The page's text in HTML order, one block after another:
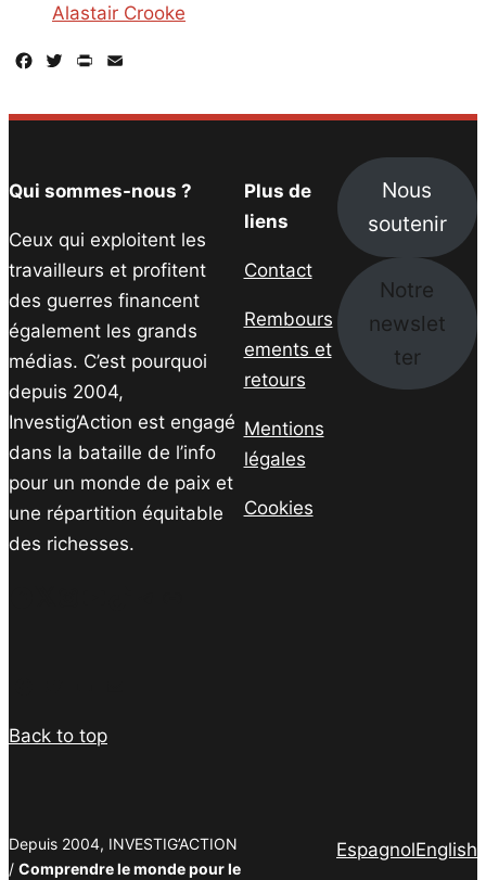
Alastair Crooke
Facebook
TwitterPrintFriendly
Qui sommes-nous ?
Ceux qui exploitent les
travailleurs et profitent
des guerres financent
également les grands
médias. C’est pourquoi
depuis 2004,
Investig’Action est engagé
dans la bataille de l’info
pour un monde de paix et
une répartition équitable
des richesses.
Plus de
liens
Contact
Rembours
ements et
retours
Mentions
légales
Cookies
Nous
soutenir
Notre
newslet
ter
Back to top
Depuis 2004, INVESTIG’ACTION
/ Comprendre le monde pour le
EspagnolEnglish